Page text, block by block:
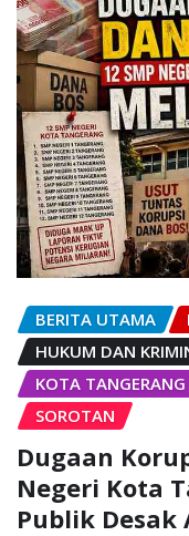
BERITA UTAMA
HUKUM DAN
KOTA TANGERANG
SOROTAN
Dugaan
Negeri Kota
Publik